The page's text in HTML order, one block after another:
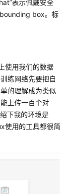
表示佩戴安全
bounding box。标
使用我们的数据
练网络先要把自
的理解成为类似
上传一百个对
下我的环境是
使用的工具都很简